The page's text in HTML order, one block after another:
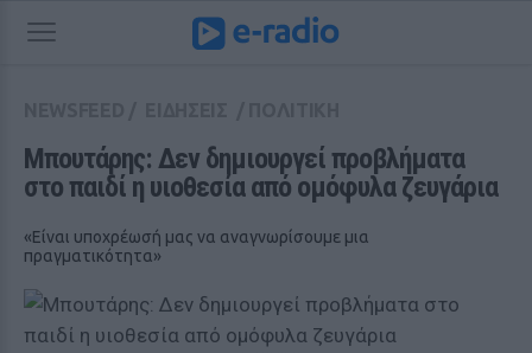
Μπουτάρης: Δεν δημιουργεί προβλήματα
στο παιδί η υιοθεσία από ομόφυλα ζευγάρια
«Είναι υποχρέωσή μας να αναγνωρίσουμε μια
πραγματικότητα»